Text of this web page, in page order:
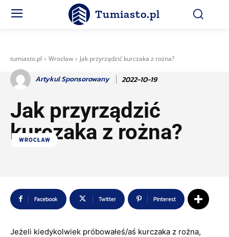
Tumiasto.pl
tumiasto.pl Wrocław Jak przyrządzić kurczaka z rożna?
Artykul Sponsorowany 2022-10-19
Jak przyrządzić
kurczaka z rożna?
WROCŁAW
Facebook Twitter Pinterest
Jeżeli kiedykolwiek próbowałeś/aś kurczaka z rożna,